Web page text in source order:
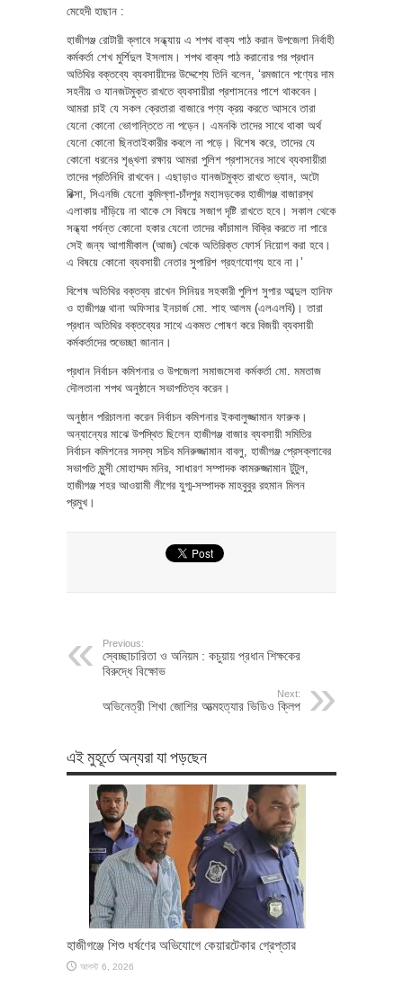
মেহেদী হাছান :
হাজীগঞ্জ রোটারী ক্লাবে সন্ধ্যায় এ শপথ বাক্য পাঠ করান উপজেলা নির্বাহী
কর্মকর্তা শেখ মুর্শিদুল ইসলাম। শপথ বাক্য পাঠ করানোর পর প্রধান
অতিথির বক্তব্যে ব্যবসায়ীদের উদ্দেশ্যে তিনি বলেন, ‘রমজানে পণ্যের দাম
সহনীয় ও যানজটমুক্ত রাখতে ব্যবসায়ীরা প্রশাসনের পাশে থাকবেন।
আমরা চাই যে সকল ক্রেতারা বাজারে পণ্য ক্রয় করতে আসবে তারা
যেনো কোনো ভোগান্তিতে না পড়েন। এমনকি তাদের সাথে থাকা অর্থ
যেনো কোনো ছিনতাইকারীর কবলে না পড়ে। বিশেষ করে, তাদের যে
কোনো ধরনের শৃঙ্খলা রক্ষায় আমরা পুলিশ প্রশাসনের সাথে ব্যবসায়ীরা
তাদের প্রতিনিধি রাখবেন। এছাড়াও যানজটমুক্ত রাখতে ভ্যান, অটো
রিক্সা, সিএনজি যেনো কুমিল্লা-চাঁদপুর মহাসড়কের হাজীগঞ্জ বাজারস্থ
এলাকায় দাঁড়িয়ে না থাকে সে বিষয়ে সজাগ দৃষ্টি রাখতে হবে। সকাল থেকে
সন্ধ্যা পর্যন্ত কোনো হকার যেনো তাদের কাঁচামাল বিক্রি করতে না পারে
সেই জন্য আগামীকাল (আজ) থেকে অতিরিক্ত ফোর্স নিয়োগ করা হবে।
এ বিষয়ে কোনো ব্যবসায়ী নেতার সুপারিশ গ্রহণযোগ্য হবে না।’
বিশেষ অতিথির বক্তব্য রাখেন সিনিয়র সহকারী পুলিশ সুপার আব্দুল হানিফ
ও হাজীগঞ্জ থানা অফিসার ইনচার্জ মো. শাহ আলম (এলএলবি)। তারা
প্রধান অতিথির বক্তব্যের সাথে একমত পোষণ করে বিজয়ী ব্যবসায়ী
কর্মকর্তাদের শুভেচ্ছা জানান।
প্রধান নির্বাচন কমিশনার ও উপজেলা সমাজসেবা কর্মকর্তা মো. মমতাজ
দৌলতানা শপথ অনুষ্ঠানে সভাপতিত্ব করেন।
অনুষ্ঠান পরিচালনা করেন নির্বাচন কমিশনার ইকবালুজ্জামান ফারুক।
অন্যান্যের মাঝে উপস্থিত ছিলেন হাজীগঞ্জ বাজার ব্যবসায়ী সমিতির
নির্বাচন কমিশনের সদস্য সচিব মনিরুজ্জামান বাবলু, হাজীগঞ্জ প্রেসক্লাবের
সভাপতি মুন্সী মোহাম্মদ মনির, সাধারণ সম্পাদক কামরুজ্জামান টুটুল,
হাজীগঞ্জ শহর আওয়ামী লীগের যুগ্ম-সম্পাদক মাহবুবুর রহমান মিলন
প্রমুখ।
Previous:
স্বেচ্ছাচারিতা ও অনিয়ম : কচুয়ায় প্রধান শিক্ষকের
বিরুদ্ধে বিক্ষোভ
Next:
অভিনেত্রী শিখা জোশির আত্মহত্যার ভিডিও ক্লিপ
এই মুহূর্তে অন্যরা যা পড়ছেন
হাজীগঞ্জে শিশু ধর্ষণের অভিযোগে কেয়ারটেকার গ্রেপ্তার
আগস্ট 6, 2026